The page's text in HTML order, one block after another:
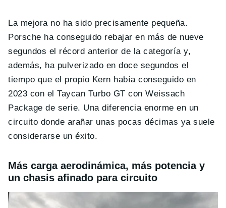
La mejora no ha sido precisamente pequeña.
Porsche ha conseguido rebajar en más de nueve
segundos el récord anterior de la categoría y,
además, ha pulverizado en doce segundos el
tiempo que el propio Kern había conseguido en
2023 con el Taycan Turbo GT con Weissach
Package de serie. Una diferencia enorme en un
circuito donde arañar unas pocas décimas ya suele
considerarse un éxito.
Más carga aerodinámica, más potencia y
un chasis afinado para circuito